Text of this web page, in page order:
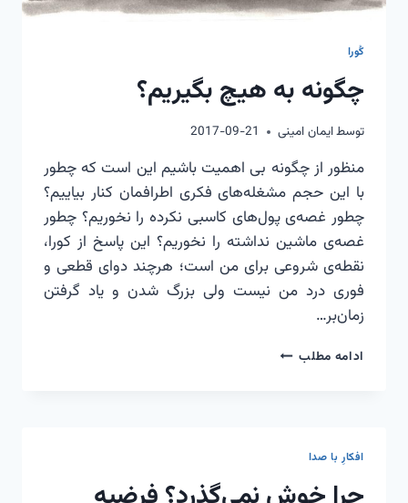
کُورا
چگونه به هیچ بگیریم؟
توسطایمان امینی 2017-09-21
منظور از چگونه بی اهمیت باشیم این است که چطور
با این حجم مشغله‌های فکری اطرافمان کنار بیاییم؟
چطور غصه‌ی پول‌های کاسبی نکرده را نخوریم؟ چطور
غصه‌ی ماشین نداشته را نخوریم؟ این پاسخ از کورا،
نقطه‌ی شروعی برای من است؛ هرچند دوای قطعی و
فوری درد من نیست ولی بزرگ شدن و یاد گرفتن
زمان‌بر…
ادامه مطلبچگونه
افکارِ با صدا